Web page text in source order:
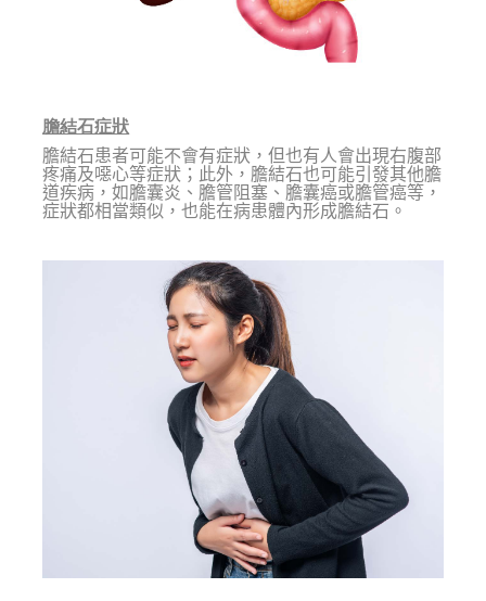
膽結石症狀
膽結石患者可能不會有症狀，但也有人會出現右腹部
疼痛及噁心等症狀；此外，膽結石也可能引發其他膽
道疾病，如膽囊炎、膽管阻塞、膽囊癌或膽管癌等，
症狀都相當類似，也能在病患體內形成膽結石。